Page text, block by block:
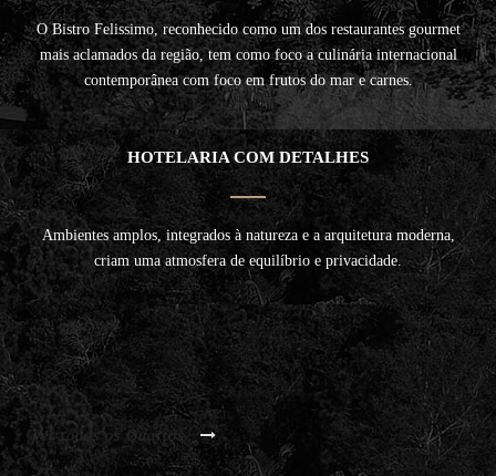
O Bistro Felissimo, reconhecido como um dos restaurantes gourmet
mais aclamados da região, tem como foco a culinária internacional
contemporânea com foco em frutos do mar e carnes.
HOTELARIA COM DETALHES
Ambientes amplos, integrados à natureza e a arquitetura moderna,
criam uma atmosfera de equilíbrio e privacidade.
Ver todos os Quartos